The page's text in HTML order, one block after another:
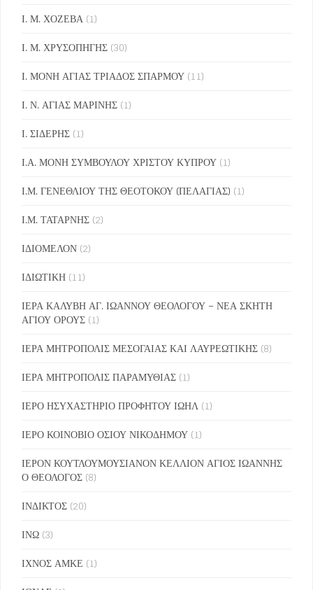
Ι. Μ. ΧΟΖΕΒΑ (1)
Ι. Μ. ΧΡΥΣΟΠΗΓΗΣ (30)
Ι. ΜΟΝΗ ΑΓΙΑΣ ΤΡΙΑΔΟΣ ΣΠΑΡΜΟΥ (11)
Ι. Ν. ΑΓΙΑΣ ΜΑΡΙΝΗΣ (1)
Ι. ΣΙΔΕΡΗΣ (1)
Ι.Α. ΜΟΝΗ ΣΥΜΒΟΥΛΟΥ ΧΡΙΣΤΟΥ ΚΥΠΡΟΥ (1)
Ι.Μ. ΓΕΝΕΘΛΙΟΥ ΤΗΣ ΘΕΟΤΟΚΟΥ (ΠΕΛΑΓΙΑΣ) (1)
Ι.Μ. ΤΑΤΑΡΝΗΣ (2)
ΙΔΙΟΜΕΛΟΝ (2)
ΙΔΙΩΤΙΚΗ (11)
ΙΕΡΑ ΚΑΛΥΒΗ ΑΓ. ΙΩΑΝΝΟΥ ΘΕΟΛΟΓΟΥ – ΝΕΑ ΣΚΗΤΗ
ΑΓΙΟΥ ΟΡΟΥΣ (1)
ΙΕΡΑ ΜΗΤΡΟΠΟΛΙΣ ΜΕΣΟΓΑΙΑΣ ΚΑΙ ΛΑΥΡΕΩΤΙΚΗΣ (8)
ΙΕΡΑ ΜΗΤΡΟΠΟΛΙΣ ΠΑΡΑΜΥΘΙΑΣ (1)
ΙΕΡΟ ΗΣΥΧΑΣΤΗΡΙΟ ΠΡΟΦΗΤΟΥ ΙΩΗΛ (1)
ΙΕΡΟ ΚΟΙΝΟΒΙΟ ΟΣΙΟΥ ΝΙΚΟΔΗΜΟΥ (1)
ΙΕΡΟΝ ΚΟΥΤΛΟΥΜΟΥΣΙΑΝΟΝ ΚΕΛΛΙΟΝ ΑΓΙΟΣ ΙΩΑΝΝΗΣ
Ο ΘΕΟΛΟΓΟΣ (8)
ΙΝΔΙΚΤΟΣ (20)
ΙΝΩ (3)
ΙΧΝΟΣ ΑΜΚΕ (1)